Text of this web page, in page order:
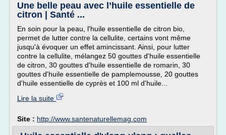
Une belle peau avec l’huile essentielle de
citron | Santé ...
En soin pour la peau, l'huile essentielle de citron bio,
permet de lutter contre la cellulite, certains vont même
jusqu'à évoquer un effet amincissant. Ainsi, pour lutter
contre la cellulite, mélangez 50 gouttes d'huile essentielle
de citron, 30 gouttes d'huile essentielle de romarin, 30
gouttes d'huile essentielle de pamplemousse, 20 gouttes
d'huile essentielle de cyprès et 100 ml d'huile...
Lire la suite
Site : http://www.santenaturellemag.com